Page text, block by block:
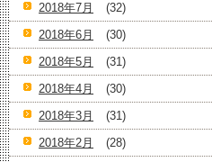
2018年7月
(32)
2018年6月
(30)
2018年5月
(31)
2018年4月
(30)
2018年3月
(31)
2018年2月
(28)